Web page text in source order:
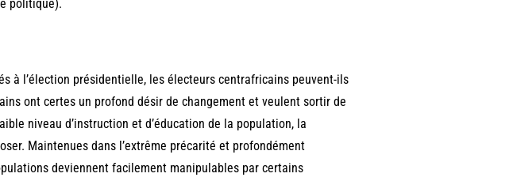
politique).
à l’élection présidentielle, les électeurs centrafricains peuvent-ils
ont certes un profond désir de changement et veulent sortir de
niveau d’instruction et d’éducation de la population, la
Maintenues dans l’extrême précarité et profondément
deviennent facilement manipulables par certains